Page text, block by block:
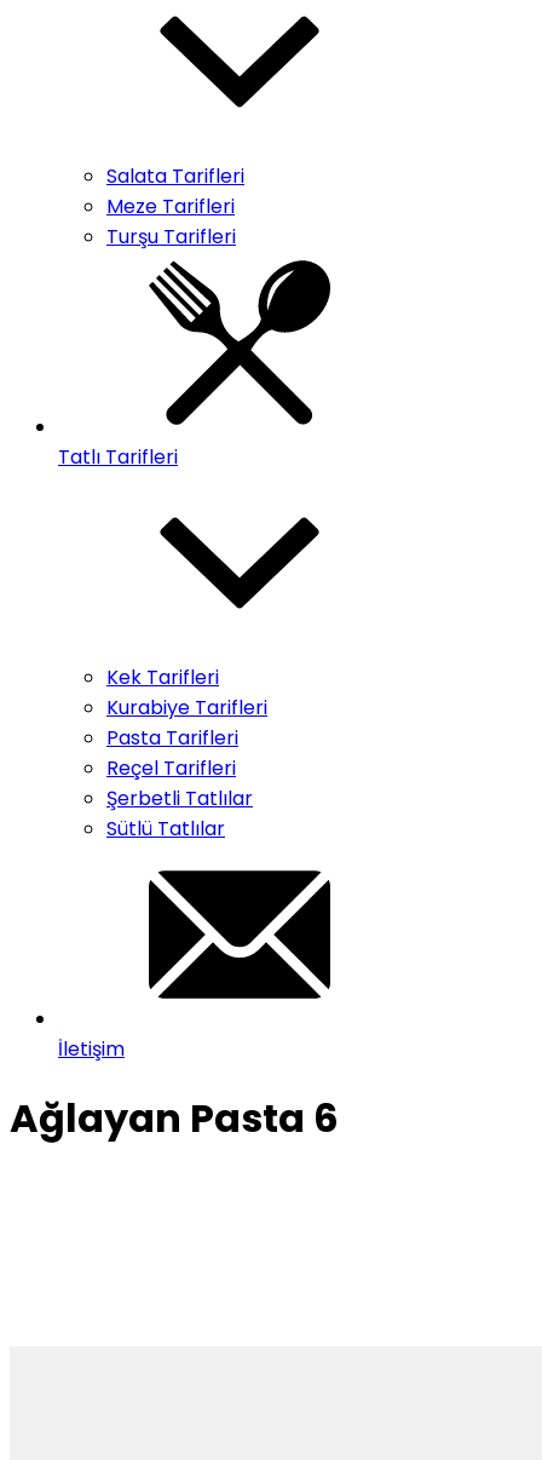
Salata Tarifleri
Meze Tarifleri
Turşu Tarifleri
Tatlı Tarifleri
Kek Tarifleri
Kurabiye Tarifleri
Pasta Tarifleri
Reçel Tarifleri
Şerbetli Tatlılar
Sütlü Tatlılar
İletişim
Ağlayan Pasta 6